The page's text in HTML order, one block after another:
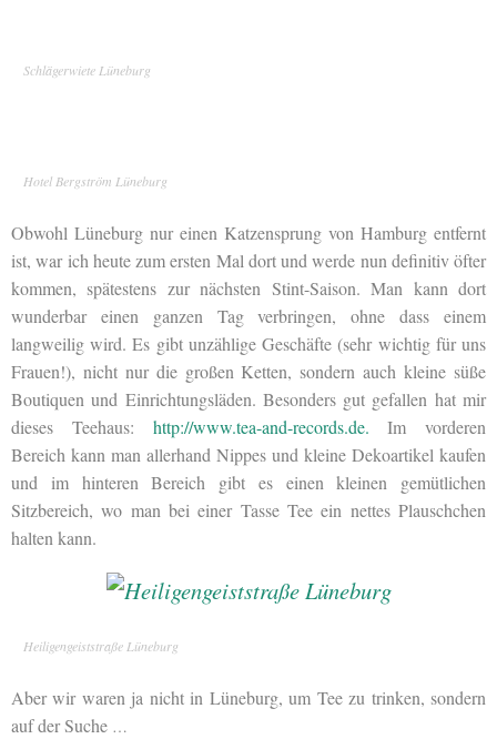
Schlägerwiete Lüneburg
Hotel Bergström Lüneburg
Obwohl Lüneburg nur einen Katzensprung von Hamburg entfernt
ist, war ich heute zum ersten Mal dort und werde nun definitiv öfter
kommen, spätestens zur nächsten Stint-Saison. Man kann dort
wunderbar einen ganzen Tag verbringen, ohne dass einem
langweilig wird. Es gibt unzählige Geschäfte (sehr wichtig für uns
Frauen!), nicht nur die großen Ketten, sondern auch kleine süße
Boutiquen und Einrichtungsläden. Besonders gut gefallen hat mir
dieses Teehaus: http://www.tea-and-records.de.Im vorderen
Bereich kann man allerhand Nippes und kleine Dekoartikel kaufen
und im hinteren Bereich gibt es einen kleinen gemütlichen
Sitzbereich, wo man bei einer Tasse Tee ein nettes Plauschchen
halten kann.
Heiligengeiststraße Lüneburg
Aber wir waren ja nicht in Lüneburg, um Tee zu trinken, sondern
auf der Suche …